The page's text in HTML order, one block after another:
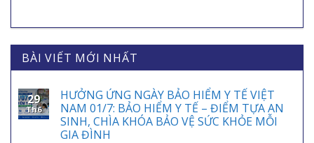
BÀI VIẾT MỚI NHẤT
29
Th6
HƯỞNG ỨNG NGÀY BẢO HIỂM Y TẾ VIỆT
NAM 01/7: BẢO HIỂM Y TẾ – ĐIỂM TỰA AN
SINH, CHÌA KHÓA BẢO VỆ SỨC KHỎE MỖI
GIA ĐÌNH